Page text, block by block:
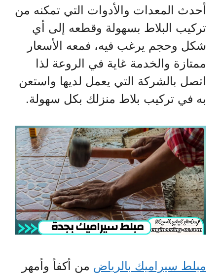
أحدث المعدات والأدوات التي تمكنه من
تركيب البلاط بسهولة وقطعه إلى أي
شكل وحجم يرغب فيه، فمعه الأسعار
ممتازة والخدمة غاية في الروعة لذا
اتصل بالشركة التي يعمل لديها واستعن
به في تركيب بلاط منزلك بكل سهولة.
مبلط سيراميك بالرياض من أكفأ وأمهر